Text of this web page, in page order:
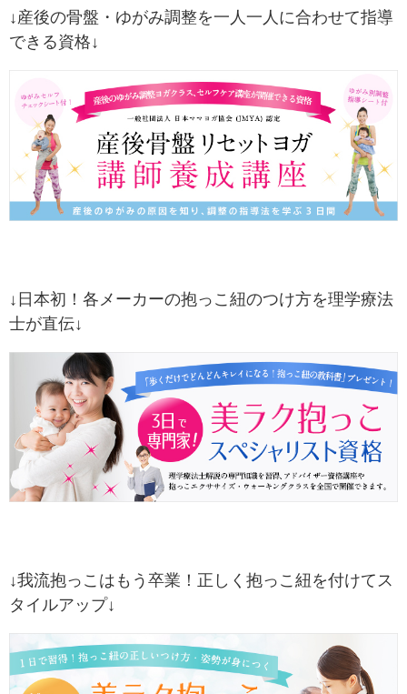
↓産後の骨盤・ゆがみ調整を一人一人に合わせて指導
できる資格↓
↓日本初！各メーカーの抱っこ紐のつけ方を理学療法
士が直伝↓
↓我流抱っこはもう卒業！正しく抱っこ紐を付けてス
タイルアップ↓